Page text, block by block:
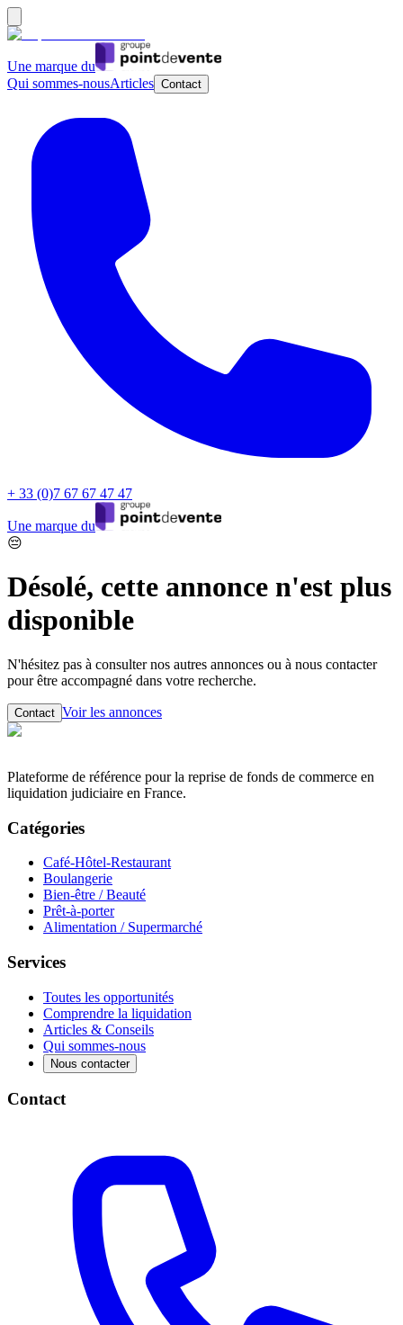
Une marque du
Qui sommes-nousArticles Contact
+ 33 (0)7 67 67 47 47
Une marque du
😔
Désolé, cette annonce n'est plus
disponible
N'hésitez pas à consulter nos autres annonces ou à nous contacter
pour être accompagné dans votre recherche.
Contact Voir les annonces
Plateforme de référence pour la reprise de fonds de commerce en
liquidation judiciaire en France.
Catégories
Café-Hôtel-Restaurant
Boulangerie
Bien-être / Beauté
Prêt-à-porter
Alimentation / Supermarché
Services
Toutes les opportunités
Comprendre la liquidation
Articles & Conseils
Qui sommes-nous
Nous contacter
Contact